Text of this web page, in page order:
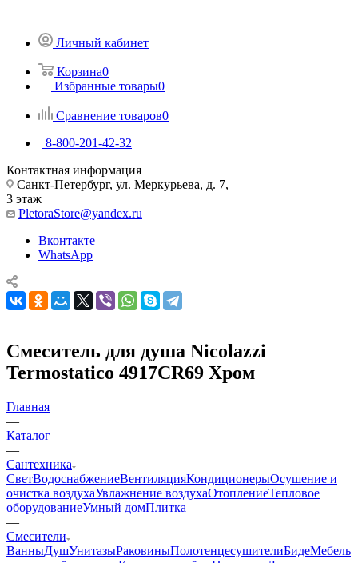
Личный кабинет
Корзина0
Избранные товары0
Сравнение товаров0
8-800-201-42-32
Контактная информация
Санкт-Петербург, ул. Меркурьева, д. 7,
3 этаж
PletoraStore@yandex.ru
Вконтакте
WhatsApp
Смеситель для душа Nicolazzi
Termostatico 4917CR69 Хром
Главная
—
Каталог
—
Сантехника
СветВодоснабжениеВентиляцияКондиционерыОсушение и
очистка воздухаУвлажнение воздухаОтоплениеТепловое
оборудованиеУмный домПлитка
—
Смесители
ВанныДушУнитазыРаковиныПолотенцесушителиБидеМебель